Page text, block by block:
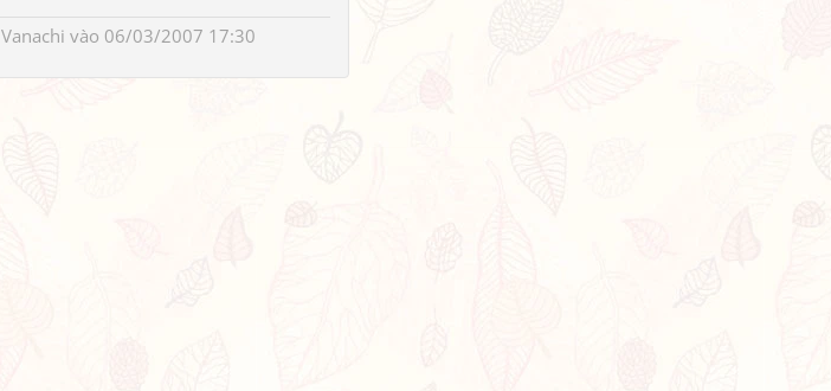
Vanachi vào 06/03/2007 17:30